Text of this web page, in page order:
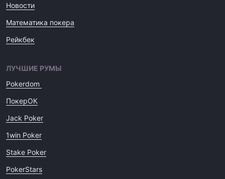
Новости
Математика покера
Рейкбек
ЛУЧШИЕ РУМЫ
Pokerdom
ПокерОК
Jack Poker
1win Poker
Stake Poker
PokerStars